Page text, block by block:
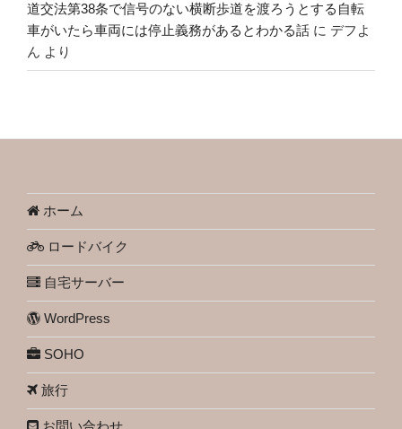
道交法第38条で信号のない横断歩道を渡ろうとする自転
車がいたら車両には停止義務があるとわかる話 に デフよ
ん より
ホーム
ロードバイク
自宅サーバー
WordPress
SOHO
旅行